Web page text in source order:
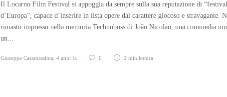
Il Locarno Film Festival si appoggia da sempre sulla sua reputazione di
d’Europa”, capace d’inserire in lista opere dal carattere giocoso e stravagante.
rimasto impresso nella memoria Technoboss di João Nicolau, una commedia
un...
Giuseppe Casamassima 4 anni fa 0 2 min lettura